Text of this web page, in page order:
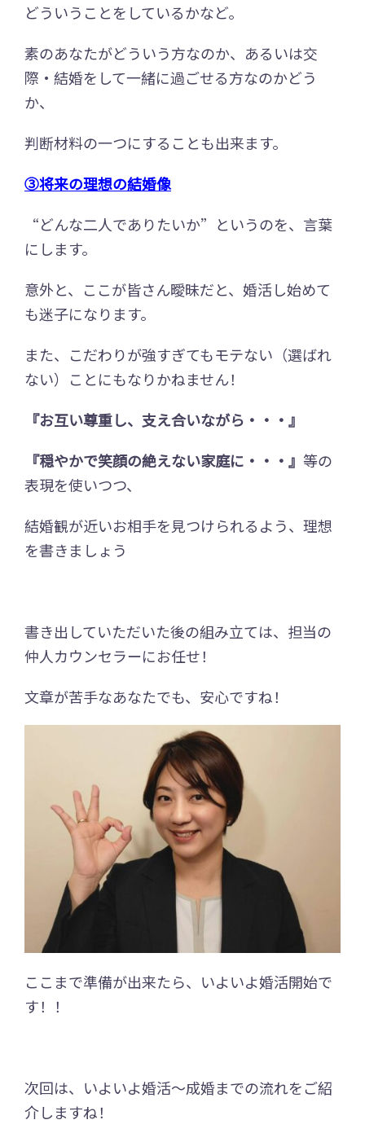
どういうことをしているかなど。
素のあなたがどういう方なのか、あるいは交
際・結婚をして一緒に過ごせる方なのかどう
か、
判断材料の一つにすることも出来ます。
③将来の理想の結婚像
“どんな二人でありたいか”というのを、言葉
にします。
意外と、ここが皆さん曖昧だと、婚活し始めて
も迷子になります。
また、こだわりが強すぎてもモテない（選ばれ
ない）ことにもなりかねません！
『お互い尊重し、支え合いながら・・・』
『穏やかで笑顔の絶えない家庭に・・・』 等の
表現を使いつつ、
結婚観が近いお相手を見つけられるよう、理想
を書きましょう
書き出していただいた後の組み立ては、担当の
仲人カウンセラーにお任せ！
文章が苦手なあなたでも、安心ですね！
ここまで準備が出来たら、いよいよ婚活開始で
す！！
次回は、いよいよ婚活～成婚までの流れをご紹
介しますね！